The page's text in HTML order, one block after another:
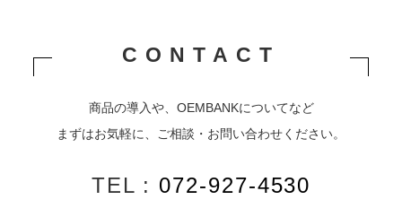
CONTACT
商品の導入や、OEMBANKについてなど
まずはお気軽に、ご相談・お問い合わせください。
TEL : 072-927-4530